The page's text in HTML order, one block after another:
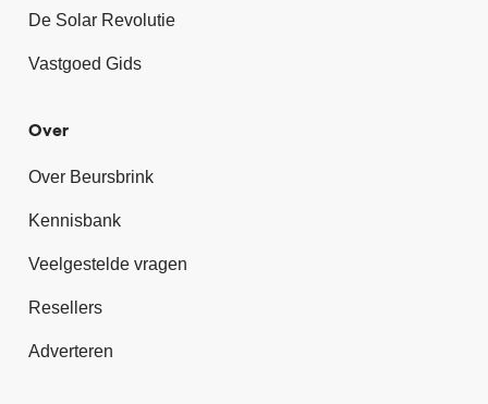
De Solar Revolutie
Vastgoed Gids
Over
Over Beursbrink
Kennisbank
Veelgestelde vragen
Resellers
Adverteren